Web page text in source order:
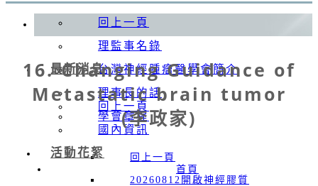
回上一頁
理監事名錄
台灣神經腫瘤醫學會簡介
理事長的話
學會章程
最新消息
回上一頁
國內資訊
回上一頁
20260812開啟神經膠質
活動花絮
16. Changing Guidance of
Metastatic brain tumor
(李政家)
首頁